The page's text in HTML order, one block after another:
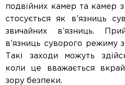
подвійних камер та камер
стосується як в’язниць
звичайних в’язниць.
в’язниць суворого режиму
Такі заходи можуть
коли це вважається
зору безпеки.